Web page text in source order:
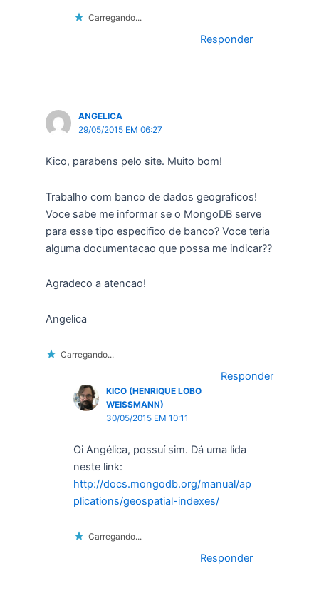
Carregando...
Responder
ANGELICA
29/05/2015 EM 06:27
Kico, parabens pelo site. Muito bom!
Trabalho com banco de dados geograficos!
Voce sabe me informar se o MongoDB serve
para esse tipo especifico de banco? Voce teria
alguma documentacao que possa me indicar??
Agradeco a atencao!
Angelica
Carregando...
Responder
KICO (HENRIQUE LOBO
WEISSMANN)
30/05/2015 EM 10:11
Oi Angélica, possuí sim. Dá uma lida
neste link:
http://docs.mongodb.org/manual/ap
plications/geospatial-indexes/
Carregando...
Responder